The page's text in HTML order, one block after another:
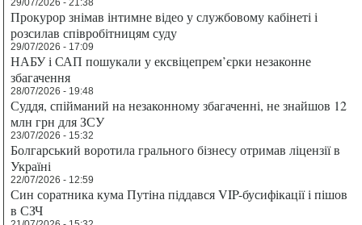
29/07/2026 - 21:38
Прокурор знімав інтимне відео у службовому кабінеті і
розсилав співробітницям суду
29/07/2026 - 17:09
НАБУ і САП пошукали у ексвіцепрем’єрки незаконне
збагачення
28/07/2026 - 19:48
Суддя, спійманий на незаконному збагаченні, не знайшов 12
млн грн для ЗСУ
23/07/2026 - 15:32
Болгарський воротила грального бізнесу отримав ліцензії в
Україні
22/07/2026 - 12:59
Син соратника кума Путіна піддався VIP-бусифікації і пішов
в СЗЧ